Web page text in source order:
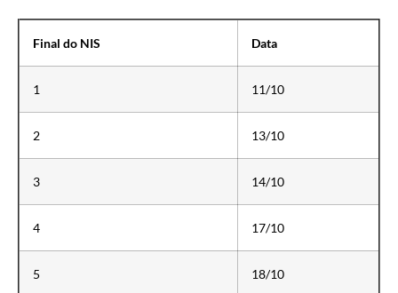
Final do NIS Data
1 11/10
2 13/10
3 14/10
4 17/10
5 18/10